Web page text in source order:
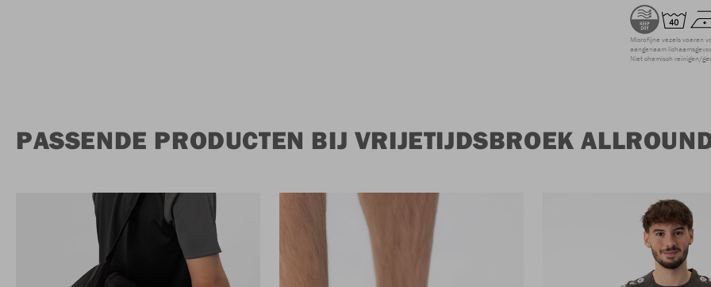
Microfijne vezels voeren
aangenaam
Niet chemisch reinigen/
PASSENDE PRODUCTEN BIJ VRIJETIJDSBROEK